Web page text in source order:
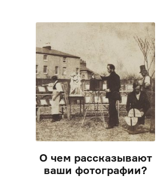
О чем рассказывают
ваши фотографии?